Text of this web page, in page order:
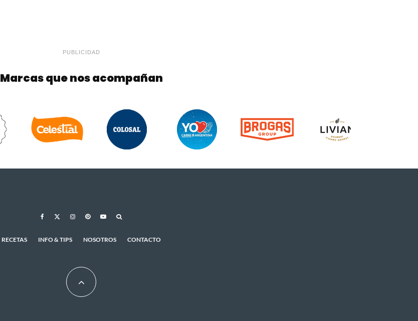
PUBLICIDAD
Marcas que nos acompañan
RECETAS INFO & TIPS NOSOTROS CONTACTO